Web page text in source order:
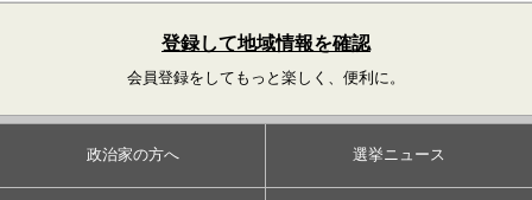
登録して地域情報を確認
会員登録をしてもっと楽しく、便利に。
政治家の方へ 選挙ニュース